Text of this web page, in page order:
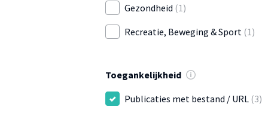
Gezondheid (1)
Recreatie, Beweging & Sport (1)
Toegankelijkheid
Publicaties met bestand / URL (3)